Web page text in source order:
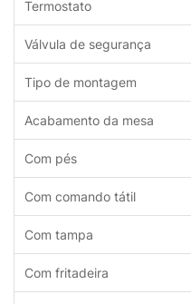
Termostato
Válvula de segurança
Tipo de montagem
Acabamento da mesa
Com pés
Com comando tátil
Com tampa
Com fritadeira